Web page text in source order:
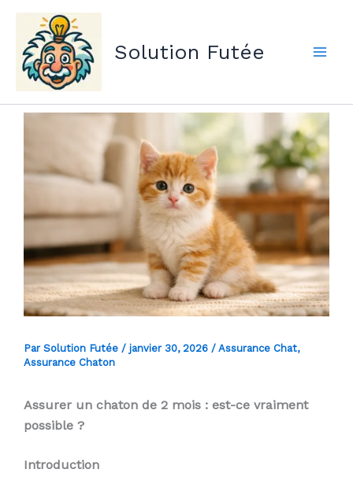
Aller
contenu
Solution Futée
Par Solution Futée / janvier 30, 2026 / Assurance Chat,
Assurance Chaton
Assurer un chaton de 2 mois : est-ce vraiment
possible ?
Introduction